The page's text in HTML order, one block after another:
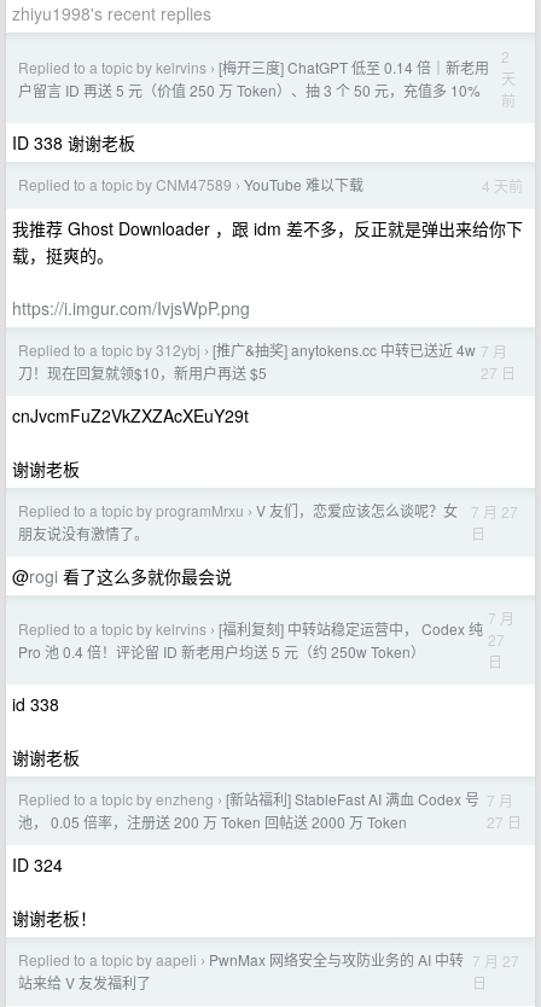
zhiyu1998's recent replies
Replied to a topic by kelrvins › [梅开三度] ChatGPT 低至 0.14 倍｜新老用
户留言 ID 再送 5 元（价值 250 万 Token）、抽 3 个 50 元，充值多 10%
2
天
前
ID 338 谢谢老板
Replied to a topic by CNM47589 › YouTube 难以下载 4 天前
我推荐 Ghost Downloader ，跟 idm 差不多，反正就是弹出来给你下
载，挺爽的。
https://i.imgur.com/IvjsWpP.png
Replied to a topic by 312ybj › [推广&抽奖] anytokens.cc 中转已送近 4w
刀！现在回复就领$10，新用户再送 $5
7 月
27 日
cnJvcmFuZ2VkZXZAcXEuY29t
谢谢老板
Replied to a topic by programMrxu › V 友们，恋爱应该怎么谈呢？女
朋友说没有激情了。
7 月 27
日
@rogi 看了这么多就你最会说
Replied to a topic by kelrvins › [福利复刻] 中转站稳定运营中， Codex 纯
Pro 池 0.4 倍！评论留 ID 新老用户均送 5 元（约 250w Token）
7 月
27
日
id 338
谢谢老板
Replied to a topic by enzheng › [新站福利] StableFast AI 满血 Codex 号
池， 0.05 倍率，注册送 200 万 Token 回帖送 2000 万 Token
7 月
27 日
ID 324
谢谢老板！
Replied to a topic by aapeli › PwnMax 网络安全与攻防业务的 AI 中转
站来给 V 友发福利了
7 月 27
日